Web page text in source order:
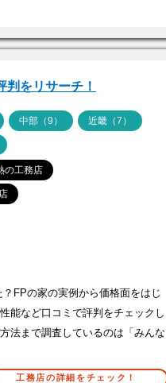
判をリサーチ！
中部（9） 近畿（7）
の工務店
FPの家の実例から価格面をはじ
能など口コミで評判をチェックし
法まで調査しているのは「みんな
工務店の詳細をチェック！